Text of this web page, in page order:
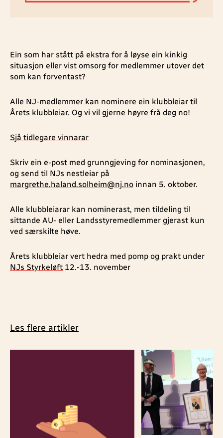
Ein som har stått på ekstra for å løyse ein kinkig
situasjon eller vist omsorg for medlemmer utover det
som kan forventast?
Alle NJ-medlemmer kan nominere ein klubbleiar til
Årets klubbleiar. Og vi vil gjerne høyre frå deg no!
Sjå tidlegare vinnarar
Skriv ein e-post med grunngjeving for nominasjonen,
og send til NJs nestleiar på
margrethe.haland.solheim@nj.no innan 5. oktober.
Alle klubbleiarar kan nominerast, men tildeling til
sittande AU- eller Landsstyremedlemmer gjerast kun
ved særskilte høve.
Årets klubbleiar vert hedra med pomp og prakt under
NJs Styrkeløft 12.-13. november
Les flere artikler